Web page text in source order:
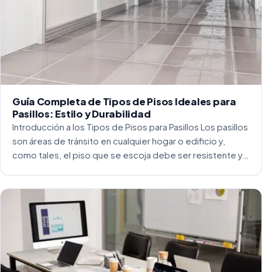
Guía Completa de Tipos de Pisos Ideales para
Pasillos: Estilo y Durabilidad
Introducción a los Tipos de Pisos para Pasillos Los pasillos
son áreas de tránsito en cualquier hogar o edificio y,
como tales, el piso que se escoja debe ser resistente y